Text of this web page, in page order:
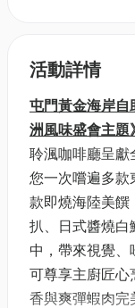
活動詳情
屯門黃金海岸
洲風味盛會主題
聆渢咖啡廳呈獻
您一次嚐遍多款
款即燒海陸美饌
扒、日式醬燒白
中，帶來視覺、
可尊享主廚匠心
香與爽彈蝦肉完